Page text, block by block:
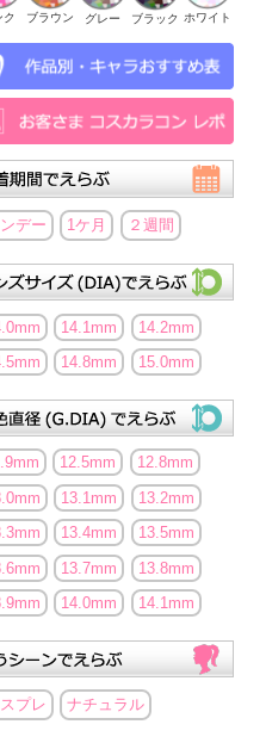
ク ブラウン グレー ブラック ホワイト
デー 1ケ月 ２週間
14.1mm
14.2mm
14.8mm 15.0mm
12.5mm
12.8mm
13.1mm
13.2mm
13.4mm
13.5mm
13.7mm
13.8mm
14.0mm 14.1mm
プレ ナチュラル